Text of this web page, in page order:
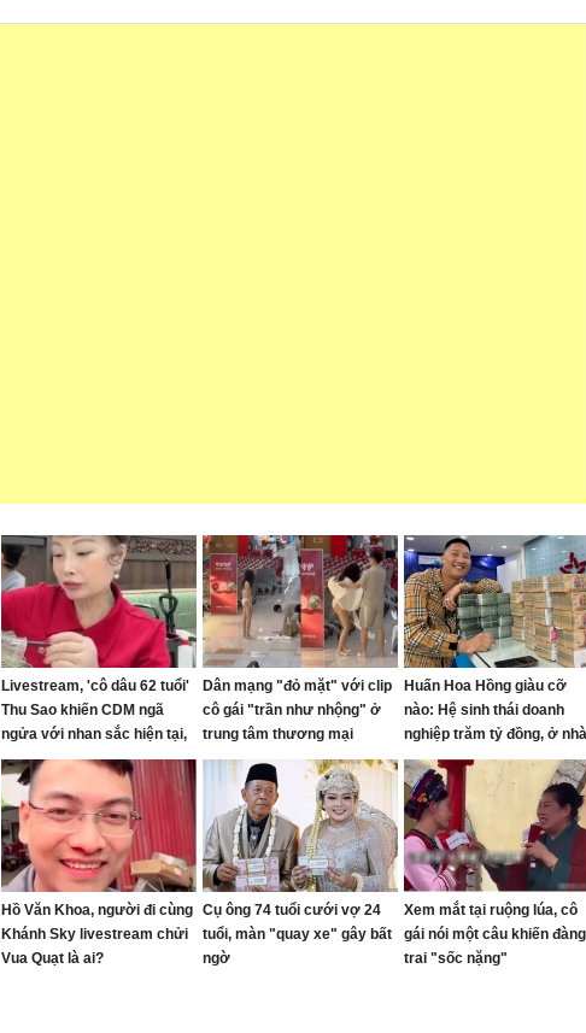
Livestream, 'cô dâu 62 tuổi'
Thu Sao khiến CDM ngã
ngửa với nhan sắc hiện tại,
chồng cũ Hoa Cương bị réo
tên
Dân mạng "đỏ mặt" với clip
cô gái "trần như nhộng" ở
trung tâm thương mại
Huấn Hoa Hồng giàu cỡ
nào: Hệ sinh thái doanh
nghiệp trăm tỷ đồng, ở nhà
dát vàng 50 tỷ
Hồ Văn Khoa, người đi cùng
Khánh Sky livestream chửi
Vua Quạt là ai?
Cụ ông 74 tuổi cưới vợ 24
tuổi, màn "quay xe" gây bất
ngờ
Xem mắt tại ruộng lúa, cô
gái nói một câu khiến đàng
trai "sốc nặng"